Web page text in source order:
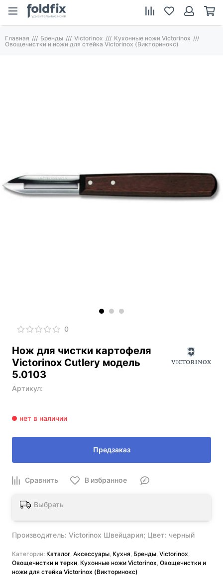
Главная Бренды Victorinox
Кухонные ножи Victorinox
Овощечистки и ножи для стейка Victorinox (Викторинокс)
0
Нож для чистки картофеля
Victorinox Cutlery модель
5.0103
Артикул:
Предзаказ
Выбрать
Производитель: Victorinox Швейцария; Цвет: черный
Категории: Каталог Аксессуары Кухня Бренды Victorinox
Овощечистки и терки Кухонные ножи Victorinox Овощечистки и
ножи для стейка Victorinox (Викторинокс)